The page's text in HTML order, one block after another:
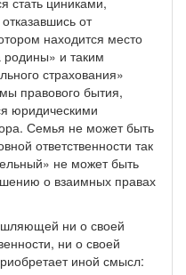
от
находится место
родины» и таким
страхования»
правового бытия,
юридическими
Семья не может быть
ответственности так
не может быть
о взаимных правах
ни о своей
ни о своей
иной смысл: